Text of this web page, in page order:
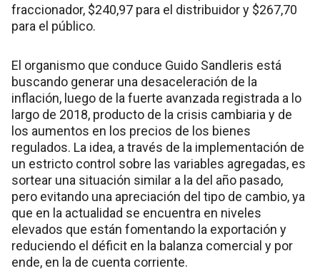
fraccionador, $240,97 para el distribuidor y $267,70
para el público.
El organismo que conduce Guido Sandleris está
buscando generar una desaceleración de la
inflación, luego de la fuerte avanzada registrada a lo
largo de 2018, producto de la crisis cambiaria y de
los aumentos en los precios de los bienes
regulados. La idea, a través de la implementación de
un estricto control sobre las variables agregadas, es
sortear una situación similar a la del año pasado,
pero evitando una apreciación del tipo de cambio, ya
que en la actualidad se encuentra en niveles
elevados que están fomentando la exportación y
reduciendo el déficit en la balanza comercial y por
ende, en la de cuenta corriente.